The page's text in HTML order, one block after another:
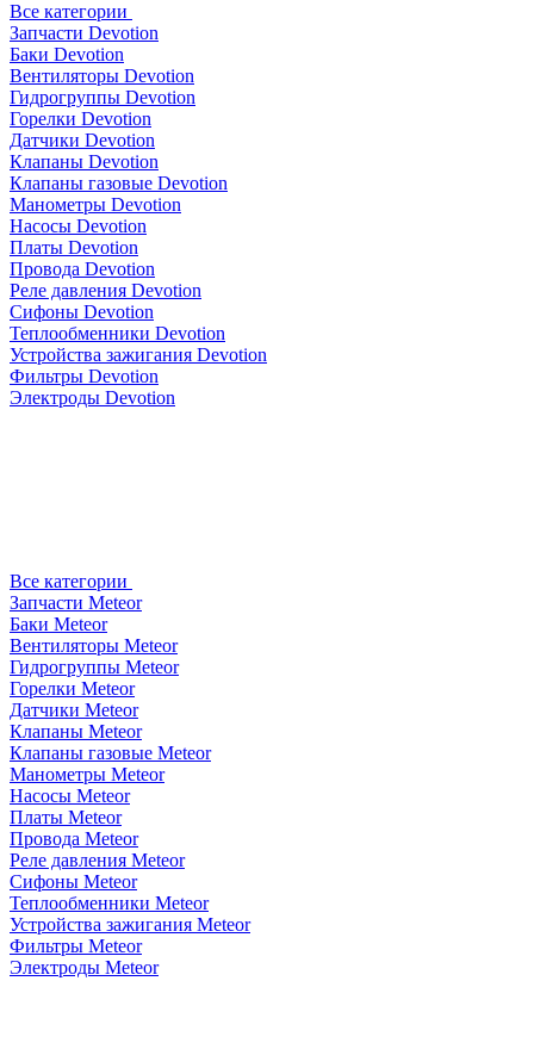
Все категории
Запчасти Devotion
Баки Devotion
Вентиляторы Devotion
Гидрогруппы Devotion
Горелки Devotion
Датчики Devotion
Клапаны Devotion
Клапаны газовые Devotion
Манометры Devotion
Насосы Devotion
Платы Devotion
Провода Devotion
Реле давления Devotion
Сифоны Devotion
Теплообменники Devotion
Устройства зажигания Devotion
Фильтры Devotion
Электроды Devotion
Все категории
Запчасти Meteor
Баки Meteor
Вентиляторы Meteor
Гидрогруппы Meteor
Горелки Meteor
Датчики Meteor
Клапаны Meteor
Клапаны газовые Meteor
Манометры Meteor
Насосы Meteor
Платы Meteor
Провода Meteor
Реле давления Meteor
Сифоны Meteor
Теплообменники Meteor
Устройства зажигания Meteor
Фильтры Meteor
Электроды Meteor